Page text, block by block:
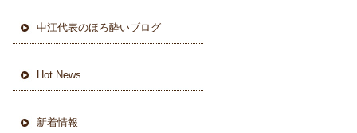
中江代表のほろ酔いブログ
Hot News
新着情報